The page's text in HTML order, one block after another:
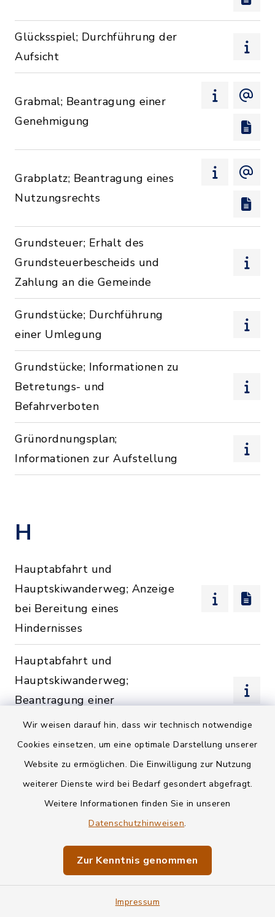
Wir weisen darauf hin, dass wir technisch notwendige
Cookies einsetzen, um eine optimale Darstellung unserer
Website zu ermöglichen. Die Einwilligung zur Nutzung
weiterer Dienste wird bei Bedarf gesondert abgefragt.
Weitere Informationen finden Sie in unseren
Datenschutzhinweisen.
Zur Kenntnis genommen
Impressum
Glücksspiel; Durchführung der
Aufsicht
Grabmal; Beantragung einer
Genehmigung
Grabplatz; Beantragung eines
Nutzungsrechts
Grundsteuer; Erhalt des
Grundsteuerbescheids und
Zahlung an die Gemeinde
Grundstücke; Durchführung
einer Umlegung
Grundstücke; Informationen zu
Betretungs- und
Befahrverboten
Grünordnungsplan;
Informationen zur Aufstellung
H
Hauptabfahrt und
Hauptskiwanderweg; Anzeige
bei Bereitung eines
Hindernisses
Hauptabfahrt und
Hauptskiwanderweg;
Beantragung einer
Nutzungserlaubnis
Haushaltsplan und
Haushaltssatzung; Kommunen
Heimatkundliche Schriften;
Heimatpflege; Bestellung
Ortsheimatpflegerin/eines